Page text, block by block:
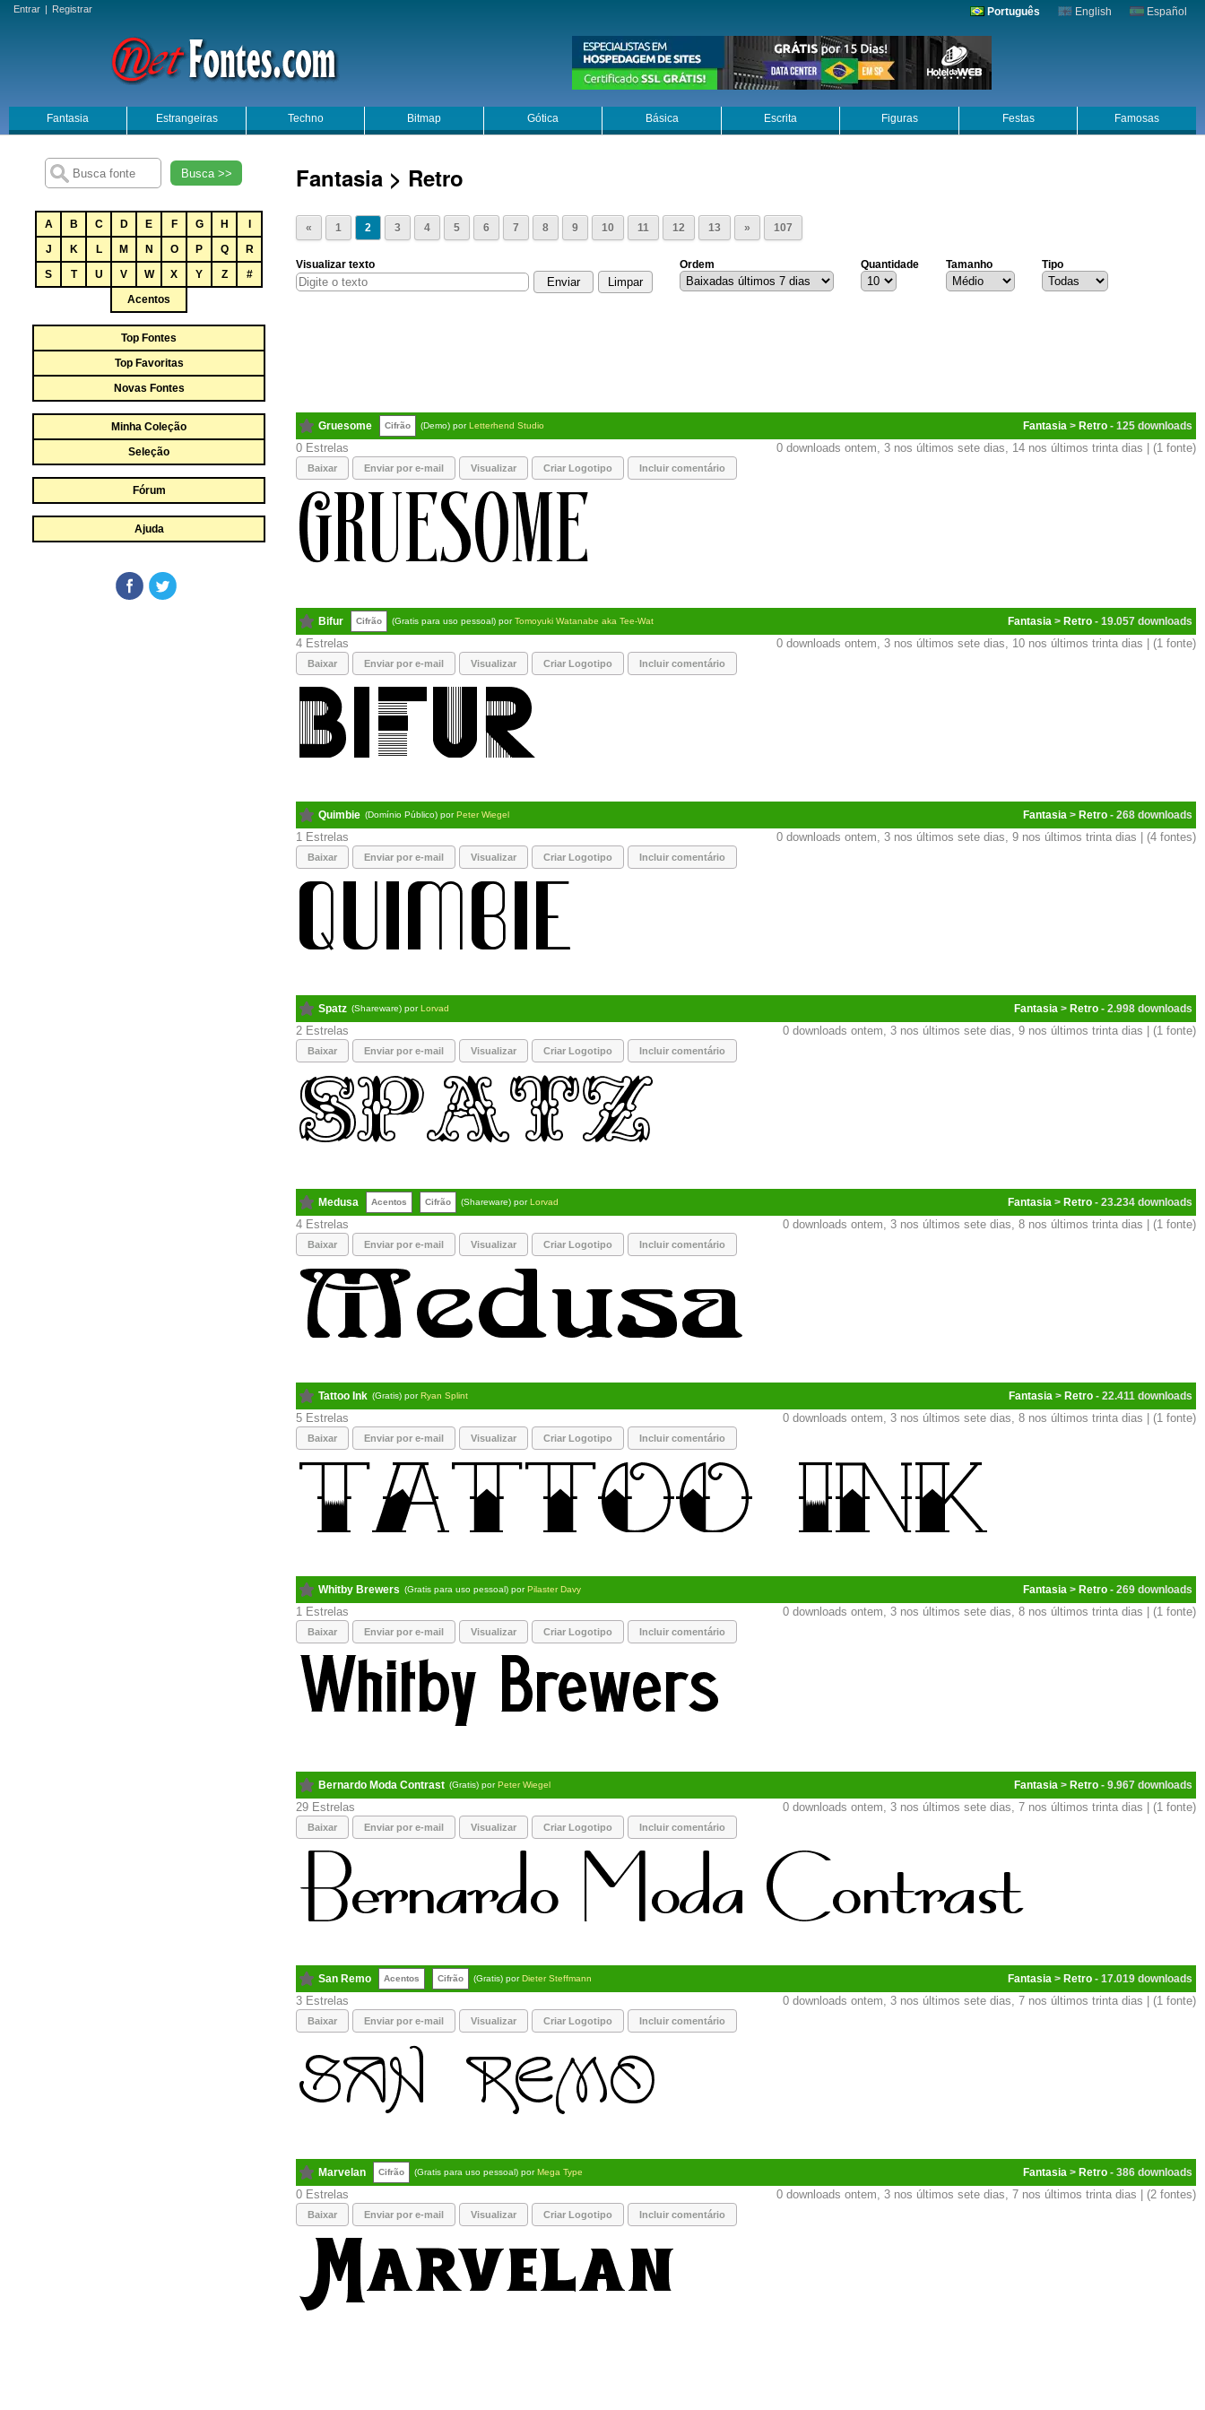
Entrar | Registrar Português English Español
Fantasia Estrangeiras Techno Bitmap Gótica Básica Escrita Figuras Festas Famosas
Busca >>
A B C D E F G H
J
K L M N O P Q
R
S
T U V W X Y Z
#
Acentos
Top Fontes
Top Favoritas
Novas Fontes
Minha Coleção
Seleção
Fórum
Ajuda
Fantasia > Retro
« 1 2 3 4 5 6 7 8 9 10 11 12 13 » 107
Visualizar texto Ordem Quantidade Tamanho Tipo
Gruesome Cifrão (Demo) porLetterhend Studio Fantasia > Retro - 125
0 0 downloads ontem, 3 nos últimos sete dias, 14 nos últimos trinta dias | (1 fonte)
Baixar Enviar por e-mail Visualizar Criar Logotipo Incluir comentário
Bifur Cifrão (Gratis para uso pessoal) porTomoyuki Watanabe aka Tee-Wat Fantasia > Retro - 19.057
4 0 downloads ontem, 3 nos últimos sete dias, 10 nos últimos trinta dias | (1 fonte)
Baixar Enviar por e-mail Visualizar Criar Logotipo Incluir comentário
Quimbie (Domínio Público) porPeter Wiegel Fantasia > Retro - 268
1 0 downloads ontem, 3 nos últimos sete dias, 9 nos últimos trinta dias | (4 fontes)
Baixar Enviar por e-mail Visualizar Criar Logotipo Incluir comentário
Spatz (Shareware) porLorvad Fantasia > Retro - 2.998
2 0 downloads ontem, 3 nos últimos sete dias, 9 nos últimos trinta dias | (1 fonte)
Baixar Enviar por e-mail Visualizar Criar Logotipo Incluir comentário
Medusa Acentos Cifrão (Shareware) porLorvad Fantasia > Retro - 23.234
4 0 downloads ontem, 3 nos últimos sete dias, 8 nos últimos trinta dias | (1 fonte)
Baixar Enviar por e-mail Visualizar Criar Logotipo Incluir comentário
Tattoo Ink (Gratis) porRyan Splint Fantasia > Retro - 22.411
5 0 downloads ontem, 3 nos últimos sete dias, 8 nos últimos trinta dias | (1 fonte)
Baixar Enviar por e-mail Visualizar Criar Logotipo Incluir comentário
Whitby Brewers (Gratis para uso pessoal) porPilaster Davy Fantasia > Retro - 269
1 0 downloads ontem, 3 nos últimos sete dias, 8 nos últimos trinta dias | (1 fonte)
Baixar Enviar por e-mail Visualizar Criar Logotipo Incluir comentário
Bernardo Moda Contrast (Gratis) porPeter Wiegel Fantasia > Retro - 9.967
29 0 downloads ontem, 3 nos últimos sete dias, 7 nos últimos trinta dias | (1 fonte)
Baixar Enviar por e-mail Visualizar Criar Logotipo Incluir comentário
San Remo Acentos Cifrão (Gratis) porDieter Steffmann Fantasia > Retro - 17.019
3 0 downloads ontem, 3 nos últimos sete dias, 7 nos últimos trinta dias | (1 fonte)
Baixar Enviar por e-mail Visualizar Criar Logotipo Incluir comentário
Marvelan Cifrão (Gratis para uso pessoal) porMega Type Fantasia > Retro - 386
0 0 downloads ontem, 3 nos últimos sete dias, 7 nos últimos trinta dias | (2 fontes)
Baixar Enviar por e-mail Visualizar Criar Logotipo Incluir comentário